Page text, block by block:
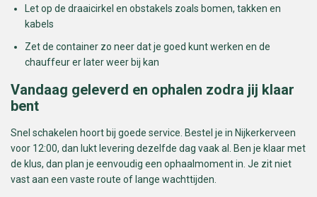
Let op de draaicirkel en obstakels zoals bomen, takken en
kabels
Zet de container zo neer dat je goed kunt werken en de
chauffeur er later weer bij kan
Vandaag geleverd en ophalen zodra jij klaar
bent
Snel schakelen hoort bij goede service. Bestel je in Nijkerkerveen
voor 12:00, dan lukt levering dezelfde dag vaak al. Ben je klaar met
de klus, dan plan je eenvoudig een ophaalmoment in. Je zit niet
vast aan een vaste route of lange wachttijden.